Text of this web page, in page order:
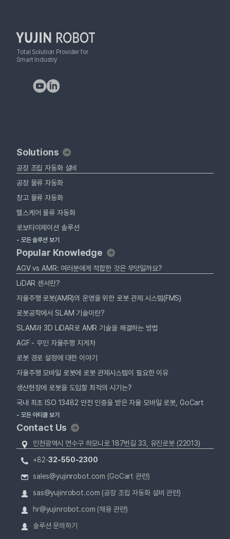
Total Solution Provider for
Smart Industry
Solutions
공장 조립 자동화 설비
공장 물류 자동화
창고 물류 자동화
헬스케어 물류 자동화
로보타이제이션 솔루션
- 모든 솔루션 보기
Popular Knowledge
AGV vs AMR: 여러분에게 적합한 것은 무엇일까요?
LiDAR 센서란?
자율주행 로봇(AMR)의 운영을 위한 로봇 관제 시스템(FMS)
로봇공학에서 SLAM 기술이란?
SLAM과 3D LiDAR로 AMR 기술을 해결하는 방법
AGF - 무인 자율주행 지게차
로봇 경로 설정에 대한 이야기
자율주행 모바일 로봇에 로봇 관제시스템이 필요한 이유
생산현장에 로봇을 도입할 최적의 시기는?
국내 최초 ISO 13482 안전 인증을 받은 자율 모바일 로봇, GoCart
- 모든 아티클 보기
Contact Us
인천광역시 연수구 하모니로 187번길 33, 유진로봇 (22013)
+82-32-550-2300
sales@yujinrobot.com (GoCart 관련)
sas@yujinrobot.com (공장 조립 자동화 설비 관련)
hr@yujinrobot.com (채용 관련)
솔루션 문의하기